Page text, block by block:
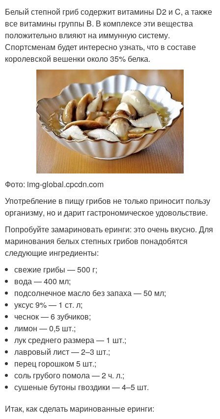
Белый степной гриб содержит витамины D2 и C, а также
все витамины группы B. В комплексе эти вещества
положительно влияют на иммунную систему.
Спортсменам будет интересно узнать, что в составе
королевской вешенки около 35% белка.
Фото: img-global.cpcdn.com
Употребление в пищу грибов не только приносит пользу
организму, но и дарит гастрономическое удовольствие.
Попробуйте замариновать еринги: это очень вкусно. Для
маринования белых степных грибов понадобятся
следующие ингредиенты:
свежие грибы — 500 г;
вода — 400 мл;
подсолнечное масло без запаха — 50 мл;
уксус 9% — 1 ст. л;
чеснок — 6 зубчиков;
лимон — 0,5 шт.;
лук среднего размера — 1 шт.;
лавровый лист — 2–3 шт.;
перец горошком 5 шт.;
соль грубого помола — 2 ч. л.;
сушеные бутоны гвоздики — 4–5 шт.
Итак, как сделать маринованные еринги: